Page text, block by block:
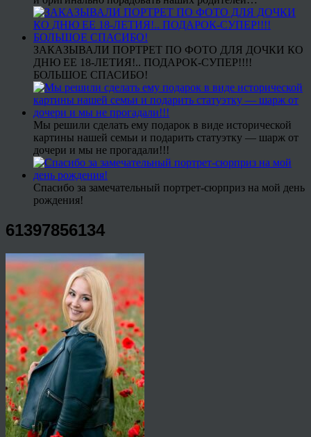
ЗАКАЗЫВАЛИ ПОРТРЕТ ПО ФОТО ДЛЯ ДОЧКИ КО
ДНЮ ЕЕ 18-ЛЕТИЯ!.. ПОДАРОК-СУПЕР!!!!
БОЛЬШОЕ СПАСИБО!
Мы решили сделать ему подарок в виде исторической
картины нашей семьи и подарить статуэтку — шарж от
дочери и мы не прогадали!!!
Спасибо за замечательный портрет-сюрприз на мой день
рождения!
61397856134